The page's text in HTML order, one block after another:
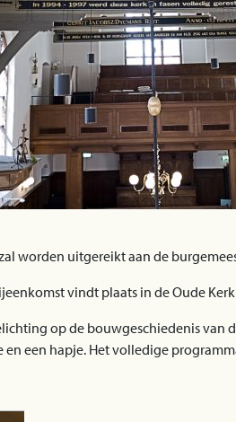
worden uitgereikt aan de
vindt plaats in de Oude
op de bouwgeschiedenis
en een hapje. Het volledige